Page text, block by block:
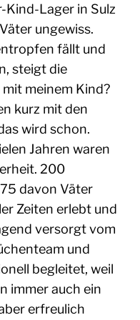
Kind-Lager in Sulz
ungewiss.
fällt und
steigt die
meinem Kind?
kurz mit den
wird schon.
Jahren waren
200
davon Väter
Zeiten erlebt und
versorgt vom
und
begleitet, weil
immer auch ein
erfreulich